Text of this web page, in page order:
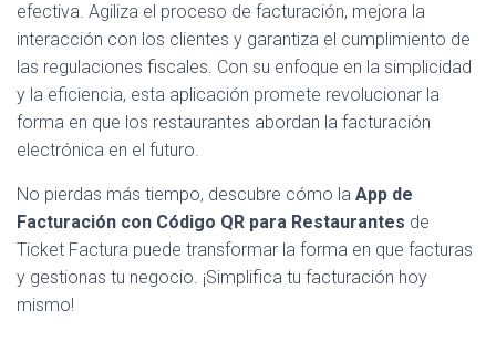
efectiva. Agiliza el proceso de facturación, mejora la
interacción con los clientes y garantiza el cumplimiento de
las regulaciones fiscales. Con su enfoque en la simplicidad
y la eficiencia, esta aplicación promete revolucionar la
forma en que los restaurantes abordan la facturación
electrónica en el futuro.
No pierdas más tiempo, descubre cómo la App de
Facturación con Código QR para Restaurantes de
Ticket Factura puede transformar la forma en que facturas
y gestionas tu negocio. ¡Simplifica tu facturación hoy
mismo!